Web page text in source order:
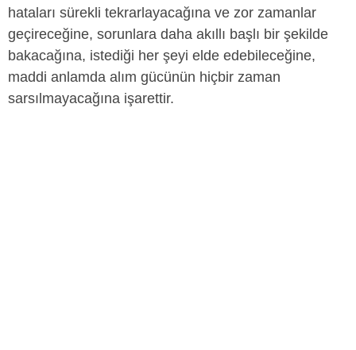
hataları sürekli tekrarlayacağına ve zor zamanlar
geçireceğine, sorunlara daha akıllı başlı bir şekilde
bakacağına, istediği her şeyi elde edebileceğine,
maddi anlamda alım gücünün hiçbir zaman
sarsılmayacağına işarettir.